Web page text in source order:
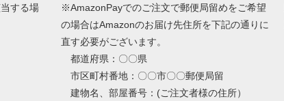
する場
※AmazonPayでのご注文で郵便局留めをご希望
の場合はAmazonのお届け先住所を下記の通りに
直す必要がございます。
都道府県：〇〇県
市区町村番地：〇〇市〇〇郵便局留
建物名、部屋番号：(ご注文者様の住所）